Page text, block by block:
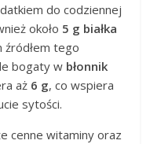
do codziennej
około 5 g białka
źródłem tego
bogaty w błonnik
aż 6 g, co wspiera
sytości.
cenne witaminy oraz